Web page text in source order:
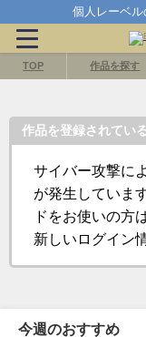
個人レーベ
TOP 作品を探す
作品を登録されてい
サイバー攻撃に
が発生していま
ドをお使いの方
新しいログイン
今週のおすすめ